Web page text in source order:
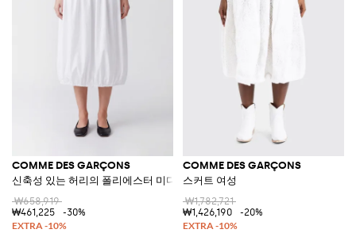
COMME DES GARÇONS
신축성 있는 허리의 폴리에스터 미디 벌룬 스커트
₩658,919
₩461,225
-30%
COMME DES GARÇONS
스커트 여성
₩1,782,721
₩1,426,190
-20%